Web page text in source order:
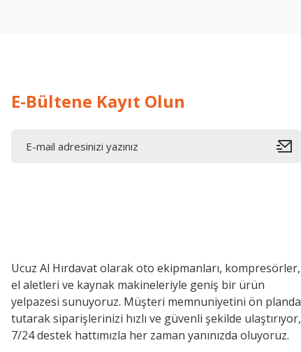
E-Bültene Kayıt Olun
Ucuz Al Hırdavat olarak oto ekipmanları, kompresörler,
el aletleri ve kaynak makineleriyle geniş bir ürün
yelpazesi sunuyoruz. Müşteri memnuniyetini ön planda
tutarak siparişlerinizi hızlı ve güvenli şekilde ulaştırıyor,
7/24 destek hattımızla her zaman yanınızda oluyoruz.